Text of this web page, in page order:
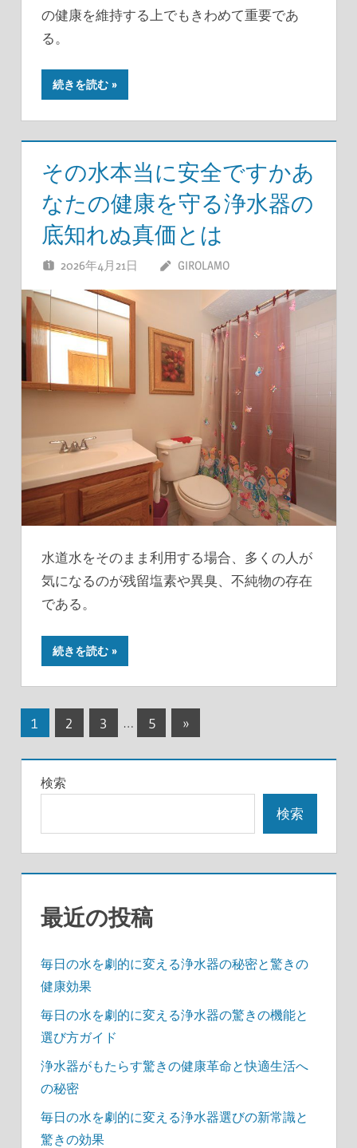
の健康を維持する上でもきわめて重要であ
る。
続きを読む
その水本当に安全ですかあ
なたの健康を守る浄水器の
底知れぬ真価とは
2026年4月21日 GIROLAMO
水道水をそのまま利用する場合、多くの人が
気になるのが残留塩素や異臭、不純物の存在
である。
続きを読む
投
稿
の
ジ
送
1 2 3 … 5
次
事
»
検索
検索
最近の投稿
毎日の水を劇的に変える浄水器の秘密と驚きの
健康効果
毎日の水を劇的に変える浄水器の驚きの機能と
選び方ガイド
浄水器がもたらす驚きの健康革命と快適生活へ
の秘密
毎日の水を劇的に変える浄水器選びの新常識と
驚きの効果